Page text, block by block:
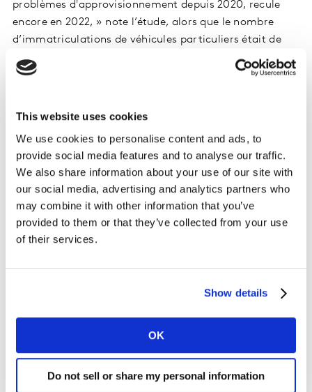
This website uses cookies
We use cookies to personalise content and ads, to
provide social media features and to analyse our traffic.
We also share information about your use of our site with
our social media, advertising and analytics partners who
may combine it with other information that you’ve
provided to them or that they’ve collected from your use
of their services.
Show details
OK
Do not sell or share my personal information
problèmes d'approvisionnement depuis 2020, recule
encore en 2022, » note l’étude, alors que le nombre
d’immatriculations de véhicules particuliers était de
1529 en 2022, contre 1650 en 2020 et 2173 en 2018. «
Pour la troisième année consécutive, le marché
premières, » explique Béatrice Guilbert, directrice
conseil chez Kantar division Insights. Une analyse
confirmée par le Comité des constructeurs français
d'automobile (CCFA), selon lequel « l’achat de
véhicules neufs n’a jamais été aussi bas depuis plus de
10 ans. »
L’occasion toujours aussi plébiscitée
Cette tendance pourrait bien se poursuivre dans les
prochaines années, puisque moins de deux individus sur
dix comptent remplacer leur voiture d'ici fin 2025.
Seulement 3% des personnes interrogées ont prévu
plus de la moitié (56%) ne sait pas s’ils changeront de